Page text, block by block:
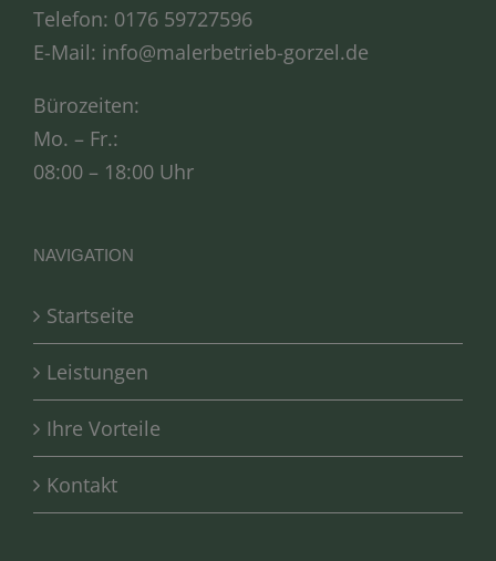
Telefon: 0176 59727596
E-Mail: info@malerbetrieb-gorzel.de
Bürozeiten:
Mo. – Fr.:
08:00 – 18:00 Uhr
NAVIGATION
Startseite
Leistungen
Ihre Vorteile
Kontakt